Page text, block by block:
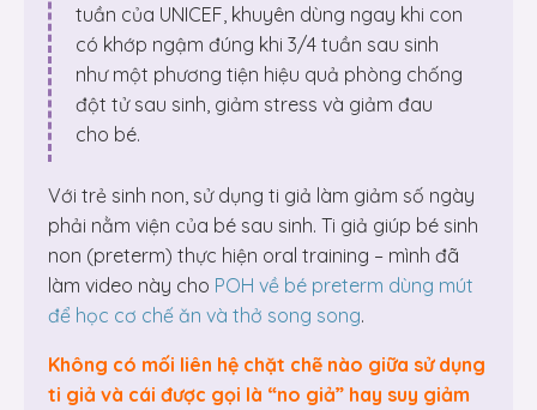
tuần của UNICEF, khuyên dùng ngay khi con
có khớp ngậm đúng khi 3/4 tuần sau sinh
như một phương tiện hiệu quả phòng chống
đột tử sau sinh, giảm stress và giảm đau
cho bé.
Với trẻ sinh non, sử dụng ti giả làm giảm số ngày
phải nằm viện của bé sau sinh. Ti giả giúp bé sinh
non (preterm) thực hiện oral training – mình đã
làm video này cho POH về bé preterm dùng mút
để học cơ chế ăn và thở song song.
Không có mối liên hệ chặt chẽ nào giữa sử dụng
ti giả và cái được gọi là “no giả” hay suy giảm